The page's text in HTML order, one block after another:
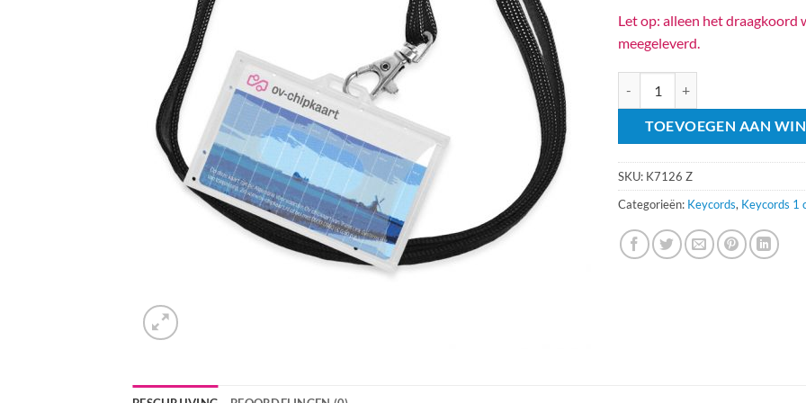
Let op: alleen het draagkoord
meegeleverd.
TOEVOEGEN AAN
SKU: K7126 Z
Categorieën: Keycords, Keycords 1